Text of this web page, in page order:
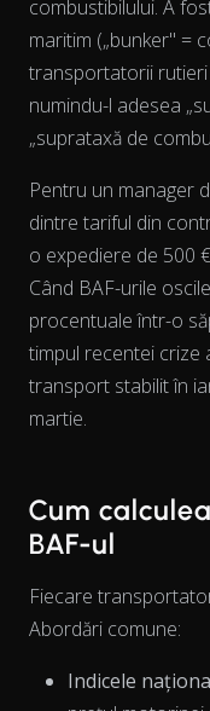
View as data
combustibilului. A
maritim („bunker" =
transportatorii rutieri
numindu-l adesea
„suprataxă de
Pentru un manager
dintre tariful din
o expediere de 500
Când BAF-urile
procentuale într-o
timpul recentei crize
transport stabilit în
martie.
Cum
BAF-ul
Fiecare
Abordări comune:
Indicele